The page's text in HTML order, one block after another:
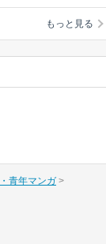
もっと見る
青年マンガ